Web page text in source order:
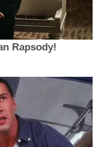
Rapsody!